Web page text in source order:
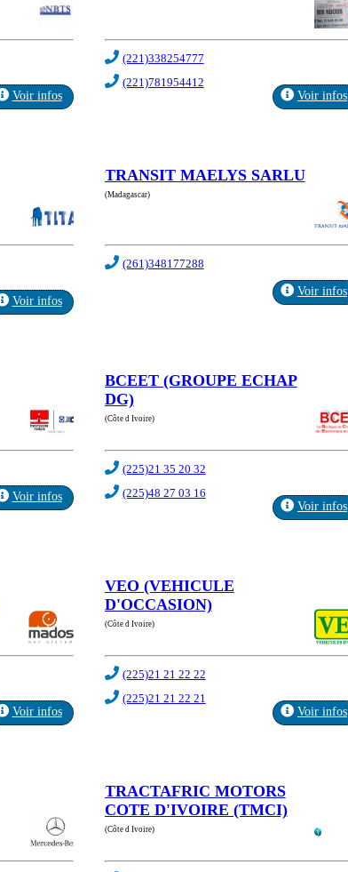
Voir infos
(221)338254777
(221)781954412
Voir infos
Voir infos
TRANSIT MAELYS SARLU
(Madagascar)
(261)348177288
Voir infos
Voir infos
BCEET (GROUPE ECHAP
DG)
(Côte d Ivoire)
(225)21 35 20 32
(225)48 27 03 16
Voir infos
Voir infos
VEO (VEHICULE
D'OCCASION)
(Côte d Ivoire)
(225)21 21 22 22
(225)21 21 22 21
Voir infos
TRACTAFRIC MOTORS
COTE D'IVOIRE (TMCI)
(Côte d Ivoire)